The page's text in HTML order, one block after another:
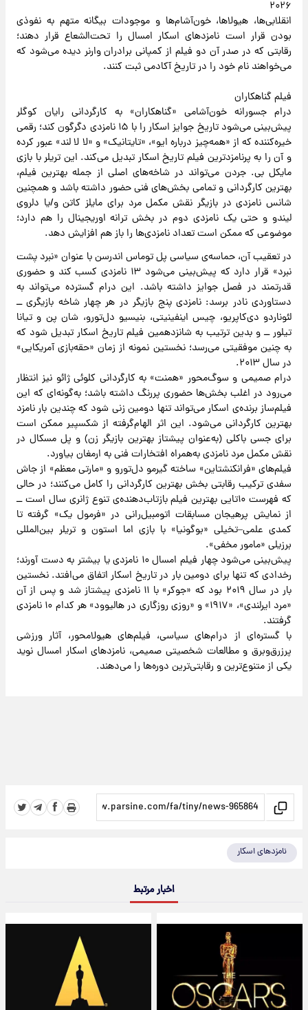
۲۰۲۶
انقلابی‌ها، هیولاها، خون‌آشام‌ها و موجودات بیگانه‌ متهم به نفوذی
بودن قرار است نامزدهای اسکار امسال را تحت‌الشعاع قرار دهند؛
رقابتی که در صدر آن دو فیلم از کمپانی برادران وارنر دیده می‌شود که
می‌خواهند نام خود را در تاریخ آکادمی ثبت کنند.
فیلم گناهکاران
درام جسورانه خون‌آشامی «گناهکاران» به کارگردانی رایان کوگلر
پیش‌بینی می‌شود تاریخ جوایز اسکار را با ۱۵ نامزدی دگرگون کند؛ رقمی
خیره‌کننده که از «همه‌چیز درباره ایو»، «تایتانیک» و «لا لا لند» عبور کرده
و آن را به پرنامزدترین فیلم تاریخ اسکار تبدیل می‌کند. این تریلر با بازی
مایکل بی. جردن می‌تواند در شاخه‌های اصلی از جمله بهترین فیلم،
بهترین کارگردانی و تمامی بخش‌های فنی حضور داشته باشد و همچنین
شانس نامزدی در بازیگر نقش مکمل مرد برای مایلز کاتن و/یا دلروی
لیندو و حتی یک نامزدی دوم در بخش ترانه اوریجینال را هم دارد؛
موضوعی که ممکن است تعداد نامزدی‌ها را باز هم افزایش دهد.
در تعقیب آن، حماسه‌ی سیاسی پل توماس اندرسن با عنوان «نبرد پشت
نبرد» قرار دارد که پیش‌بینی می‌شود ۱۳ نامزدی کسب کند و حضوری
قدرتمند در فصل جوایز داشته باشد. این درام گسترده می‌تواند به
دستاوردی نادر برسد: نامزدی پنج بازیگر در هر چهار شاخه بازیگری ــ
لئوناردو دی‌کاپریو، چیس اینفینیتی، بنیسیو دل‌تورو، شان پن و تیانا
تیلور ــ و بدین ترتیب به شانزدهمین فیلم تاریخ اسکار تبدیل شود که
به چنین موفقیتی می‌رسد؛ نخستین نمونه از زمان «حقه‌بازی آمریکایی»
در سال ۲۰۱۳.
درام صمیمی و سوگ‌محور «همنت» به کارگردانی کلوئی ژائو نیز انتظار
می‌رود در اغلب بخش‌ها حضوری پررنگ داشته باشد؛ به‌گونه‌ای که این
فیلم‌ساز برنده‌ی اسکار می‌تواند تنها دومین زنی شود که چندین بار نامزد
بهترین کارگردانی می‌شود. این اثر الهام‌گرفته از شکسپیر ممکن است
برای جسی باکلی (به‌عنوان پیشتاز بهترین بازیگر زن) و پل مسکال در
نقش مکمل مرد نامزدی به‌همراه افتخارات فنی به ارمغان بیاورد.
فیلم‌های «فرانکنشتاین» ساخته‌ گیرمو دل‌تورو و «مارتی معظم» از جاش
سفدی ترکیب رقابتی بخش بهترین کارگردانی را کامل می‌کنند؛ در حالی
که فهرست ۱۰تایی بهترین فیلم بازتاب‌دهنده‌ی تنوع ژانری سال است ــ
از نمایش پرهیجان مسابقات اتومبیل‌رانی در «فرمول یک» گرفته تا
کمدی علمی‌–تخیلی «بوگونیا» با بازی اما استون و تریلر بین‌المللی
برزیلی «مامور مخفی».
پیش‌بینی می‌شود چهار فیلم امسال ۱۰ نامزدی یا بیشتر به دست آورند؛
رخدادی که تنها برای دومین بار در تاریخ اسکار اتفاق می‌افتد. نخستین
بار در سال ۲۰۱۹ بود که «جوکر» با ۱۱ نامزدی پیشتاز شد و پس از آن
«مرد ایرلندی»، «۱۹۱۷» و «روزی روزگاری در هالیوود» هر کدام ۱۰ نامزدی
گرفتند.
با گستره‌ای از درام‌های سیاسی، فیلم‌های هیولامحور، آثار ورزشی
پرزرق‌وبرق و مطالعات شخصیتی صمیمی، نامزدهای اسکار امسال نوید
یکی از متنوع‌ترین و رقابتی‌ترین دوره‌ها را می‌دهند.
نامزدهای اسکار
اخبار مرتبط